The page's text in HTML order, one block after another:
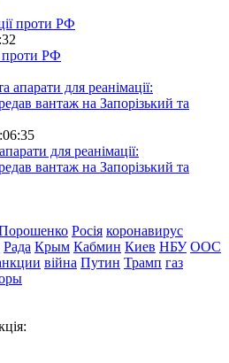
проти РФ
для реанімації:
вантаж на Запорізький та
Росія коронавирус
Рада Крым Кабмин Киев НБУ ООС
війна Путин Трамп газ